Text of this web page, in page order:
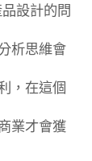
設計的問
析思維會
，在這個
業才會獲